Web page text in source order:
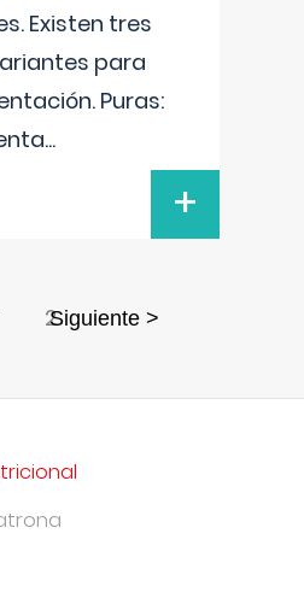
Existen tres
para
Puras:
...
+
2Siguiente >